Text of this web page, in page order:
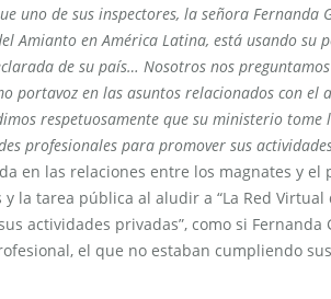
uno de sus inspectores, la señora Fernanda
Amianto en América Latina, está usando su
de su país… Nosotros nos
portavoz en las asuntos relacionados con
respetuosamente que su ministerio tome
profesionales para promover sus
en las relaciones entre los magnates y
la tarea pública al aludir a “La Red
actividades privadas”, como si
el que no estaban cumpliendo